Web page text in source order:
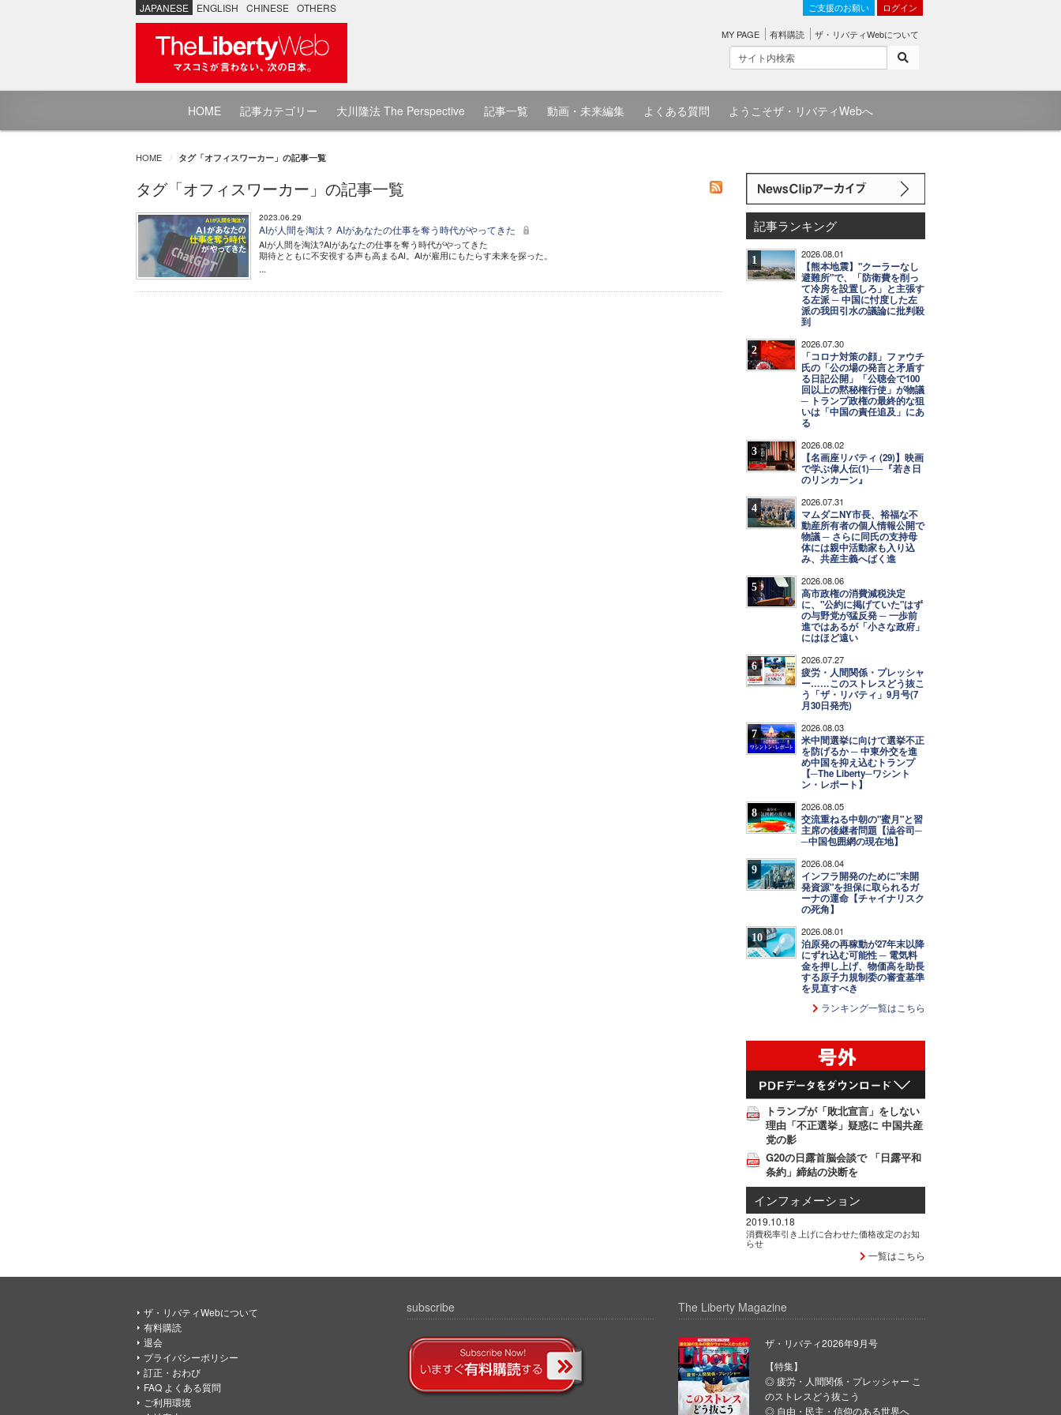
JAPANESE ENGLISH CHINESE OTHERS ご支援のお願い ログイン
MY PAGE 有料購読 ザ・リバティWebについて
HOME 記事カテゴリー 大川隆法 The Perspective 記事一覧 動画・未来編集 よくある質問 ようこそザ・リバティWebへ
HOME タグ「オフィスワーカー」の記事一覧
タグ「オフィスワーカー」の記事一覧
2023.06.29
AIが人間を淘汰？ AIがあなたの仕事を奪う時代がやってきた
AIが人間を淘汰?AIがあなたの仕事を奪う時代がやってきた
期待とともに不安視する声も高まるAI。AIが雇用にもたらす未来を探った。
...
記事ランキング
1 2026.08.01
【熊本地震】"クーラーなし
避難所"で、「防衛費を削っ
て冷房を設置しろ」と主張す
る左派 ─ 中国に忖度した左
派の我田引水の議論に批判殺
到
2 2026.07.30
「コロナ対策の顔」ファウチ
氏の「公の場の発言と矛盾す
る日記公開」「公聴会で100
回以上の黙秘権行使」が物議
─ トランプ政権の最終的な狙
いは「中国の責任追及」にあ
る
3 2026.08.02
【名画座リバティ (29)】映画
で学ぶ偉人伝(1)──『若き日
のリンカーン』
4 2026.07.31
マムダニNY市長、裕福な不
動産所有者の個人情報公開で
物議 ─ さらに同氏の支持母
体には親中活動家も入り込
み、共産主義へばく進
5 2026.08.06
高市政権の消費減税決定
に、"公約に掲げていた"はず
の与野党が猛反発 ─ 一歩前
進ではあるが「小さな政府」
にはほど遠い
6 2026.07.27
疲労・人間関係・プレッシャ
ー……このストレスどう抜こ
う「ザ・リバティ」9月号(7
月30日発売)
7 2026.08.03
米中間選挙に向けて選挙不正
を防げるか ─ 中東外交を進
め中国を抑え込むトランプ
【─The Liberty─ワシント
ン・レポート】
8 2026.08.05
交流重ねる中朝の"蜜月"と習
主席の後継者問題【澁谷司─
─中国包囲網の現在地】
9 2026.08.04
インフラ開発のために"未開
発資源"を担保に取られるガ
ーナの運命【チャイナリスク
の死角】
10 2026.08.01
泊原発の再稼動が27年末以降
にずれ込む可能性 ─ 電気料
金を押し上げ、物価高を助長
する原子力規制委の審査基準
を見直すべき
ランキング一覧はこちら
トランプが「敗北宣言」をしない
理由「不正選挙」疑惑に 中国共産
党の影
G20の日露首脳会談で 「日露平和
条約」締結の決断を
インフォメーション
2019.10.18
消費税率引き上げに合わせた価格改定のお知
らせ
一覧はこちら
ザ・リバティWebについて
有料購読
退会
プライバシーポリシー
訂正・おわび
FAQ よくある質問
ご利用環境
subscribe The Liberty Magazine
ザ・リバティ2026年9月号
【特集】
◎ 疲労・人間関係・プレッシャー こ
のストレスどう抜こう
◎ 自由・民主・信仰のある世界へ